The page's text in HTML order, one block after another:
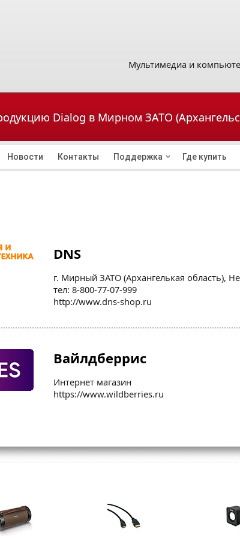
Мультимедиа и
Dialog в Мирном ЗАТО
Новости Контакты Поддержка Где купить
DNS
г. Мирный ЗАТО (Архангелькая область),
тел: 8-800-77-07-999
http://www.dns-shop.ru
Вайлдберрис
Интернет магазин
https://www.wildberries.ru